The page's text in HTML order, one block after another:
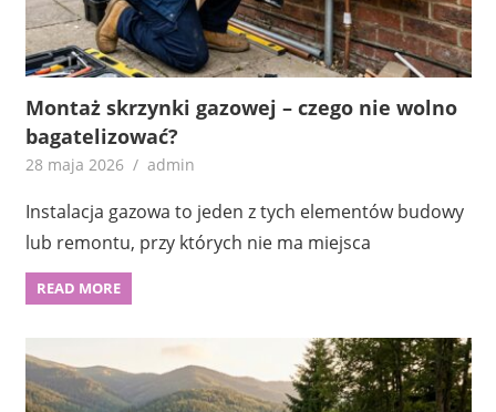
Montaż skrzynki gazowej – czego nie wolno
bagatelizować?
28 maja 2026 admin
Instalacja gazowa to jeden z tych elementów budowy
lub remontu, przy których nie ma miejsca
READ MORE